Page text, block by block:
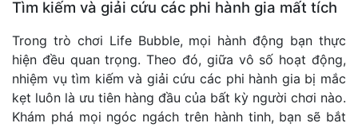
Tìm kiếm và giải cứu các phi hành gia mất tích
Trong trò chơi Life Bubble, mọi hành động bạn thực
hiện đều quan trọng. Theo đó, giữa vô số hoạt động,
nhiệm vụ tìm kiếm và giải cứu các phi hành gia bị mắc
kẹt luôn là ưu tiên hàng đầu của bất kỳ người chơi nào.
Khám phá mọi ngóc ngách trên hành tinh, bạn sẽ bắt